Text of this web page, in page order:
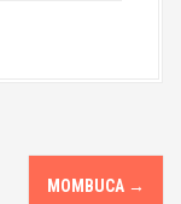
MOMBUCA →